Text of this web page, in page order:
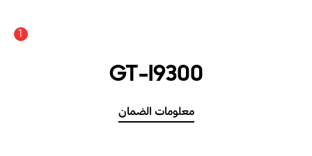
1
GT-I9300
معلومات الضمان